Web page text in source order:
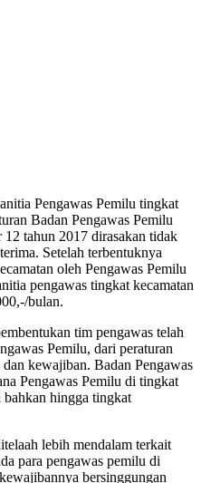
Pengawas Pemilu tingkat
Badan Pengawas Pemilu
tahun 2017 dirasakan tidak
Setelah terbentuknya
oleh Pengawas Pemilu
pengawas tingkat kecamatan
bulan.
tim pengawas telah
Pemilu, dari peraturan
kewajiban. Badan Pengawas
Pengawas Pemilu di tingkat
hingga tingkat
lebih mendalam terkait
para pengawas pemilu di
bersinggungan